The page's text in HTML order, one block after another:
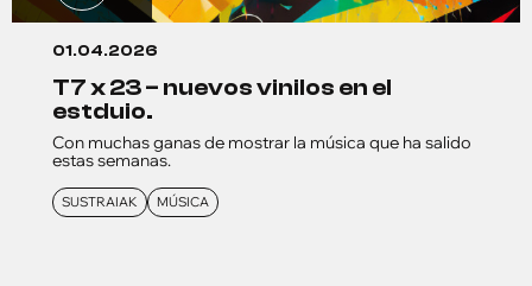
01.04.2026
t7 x 23 – nuevos vinilos en el
estduio.
Con muchas ganas de mostrar la música que ha salido
estas semanas.
SUSTRAIAK MÚSICA